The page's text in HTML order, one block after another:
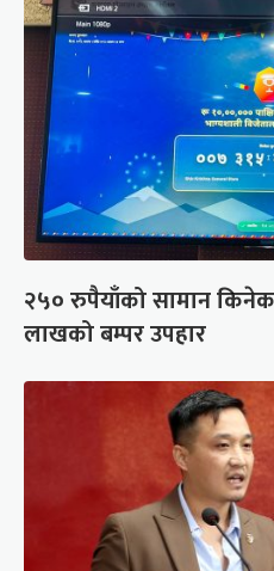
२५० रुपैयाँको सामान
लाखको बम्पर उपहार